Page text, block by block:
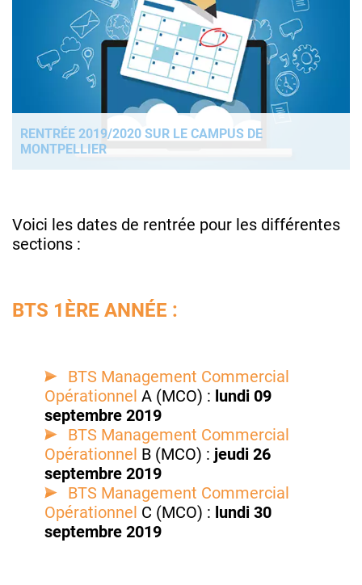
RENTRÉE 2019/2020 SUR LE CAMPUS DE
MONTPELLIER
Voici les dates de rentrée pour les différentes
sections :
BTS 1ÈRE ANNÉE :
BTS Management Commercial
Opérationnel A (MCO) : lundi 09
septembre 2019
BTS Management Commercial
Opérationnel B (MCO) : jeudi 26
septembre 2019
BTS Management Commercial
Opérationnel C (MCO) : lundi 30
septembre 2019